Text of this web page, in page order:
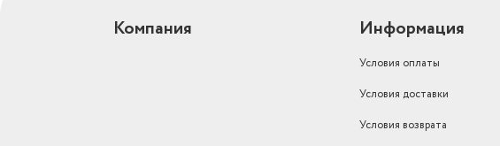
Компания Информация
Условия оплаты
Условия доставки
Условия возврата